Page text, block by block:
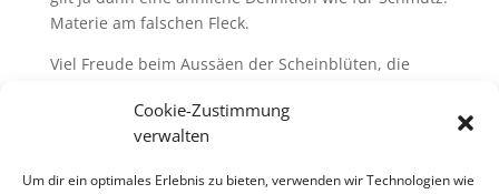
Cookie-Zustimmung
verwalten
Um dir ein optimales Erlebnis zu bieten, verwenden wir Technologien wie
Materie am falschen Fleck.
Viel Freude beim Aussäen der Scheinblüten, die
Heide und Weide malen! Ich hoffe, auch wir sind so
schön anzusehn und so heilsam für die, die uns